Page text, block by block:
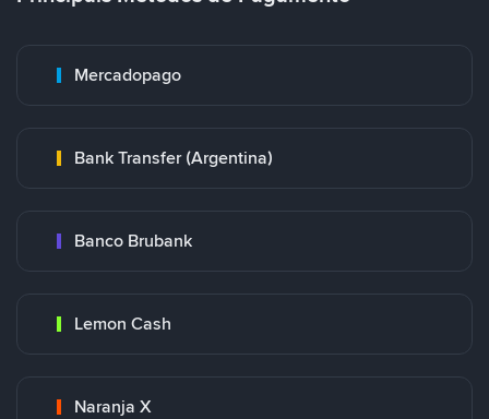
Mercadopago
Bank Transfer (Argentina)
Banco Brubank
Lemon Cash
Naranja X